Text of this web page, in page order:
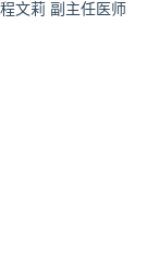
程文莉 副主任医师